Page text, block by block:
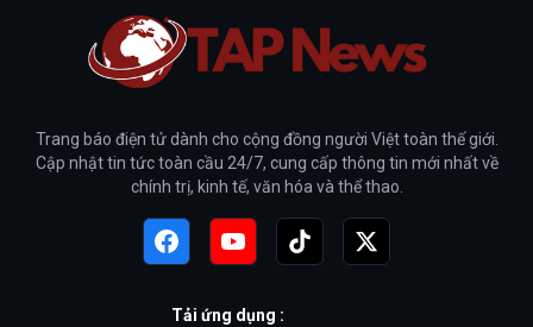
Trang báo điện tử dành cho cộng đồng người Việt toàn thế giới.
Cập nhật tin tức toàn cầu 24/7, cung cấp thông tin mới nhất về
chính trị, kinh tế, văn hóa và thể thao.
Tải ứng dụng :